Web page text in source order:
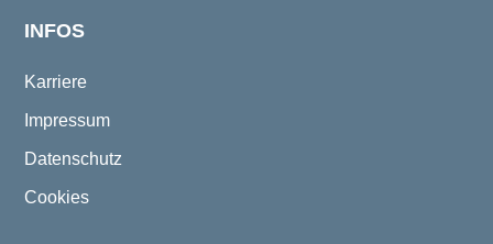
INFOS
Karriere
Impressum
Datenschutz
Cookies